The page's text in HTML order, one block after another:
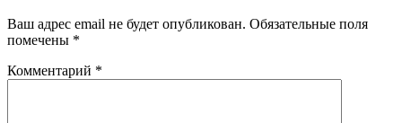
Ваш адрес email не будет опубликован. Обязательные поля
помечены *
Комментарий *